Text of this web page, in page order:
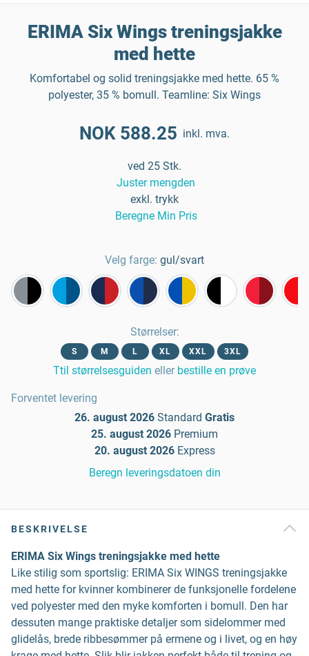
ERIMA Six Wings treningsjakke
med hette
Komfortabel og solid treningsjakke med hette. 65 %
polyester, 35 % bomull. Teamline: Six Wings
NOK 588.25 inkl. mva.
ved 25 Stk.
Juster mengden
exkl. trykk
Beregne Min Pris
Velg farge: gul/svart
Størrelser:
S M L XL XXL 3XL
Ttil størrelsesguiden eller bestille en prøve
Forventet levering
26. august 2026 Standard Gratis
25. august 2026 Premium
20. august 2026 Express
Beregn leveringsdatoen din
BESKRIVELSE
ERIMA Six Wings treningsjakke med hette
Like stilig som sportslig: ERIMA Six WINGS treningsjakke
med hette for kvinner kombinerer de funksjonelle fordelene
ved polyester med den myke komforten i bomull. Den har
dessuten mange praktiske detaljer som sidelommer med
glidelås, brede ribbesømmer på ermene og i livet, og en høy